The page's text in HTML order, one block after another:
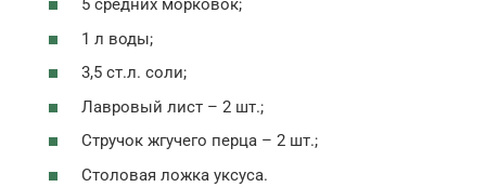
5 средних морковок;
1 л воды;
3,5 ст.л. соли;
Лавровый лист – 2 шт.;
Стручок жгучего перца – 2 шт.;
Столовая ложка уксуса.